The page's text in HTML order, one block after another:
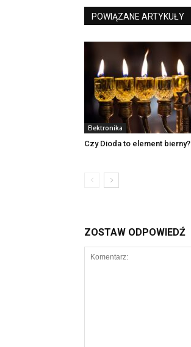
POWIĄZANE ARTYKUŁY
Elektronika
Czy Dioda to element bierny?
ZOSTAW ODPOWIEDŹ